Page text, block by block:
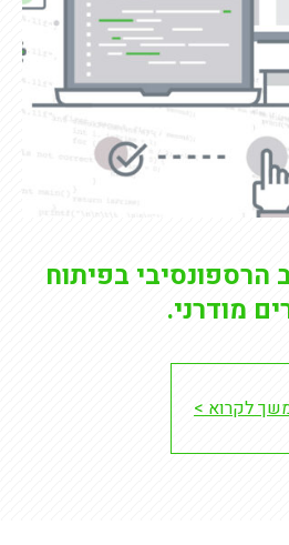
הרספונסיבי בפיתוח
מודרני.
לקרוא >